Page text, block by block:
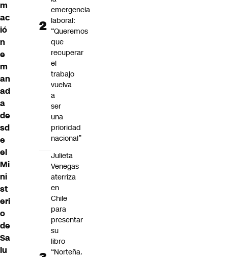
m
ac
ió
n
e
m
an
ad
a
de
sd
e
el
Mi
ni
st
eri
o
de
Sa
lu
emergencia
laboral:
“Queremos
que
recuperar
el
trabajo
vuelva
a
ser
una
prioridad
nacional”
Julieta
Venegas
aterriza
en
Chile
para
presentar
su
libro
“Norteña.